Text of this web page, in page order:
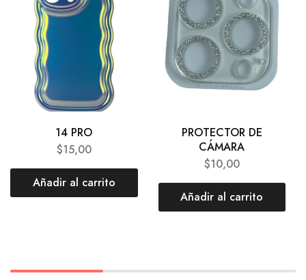
14 PRO
$15,00
Añadir al carrito
PROTECTOR DE
CÁMARA
$10,00
Añadir al carrito